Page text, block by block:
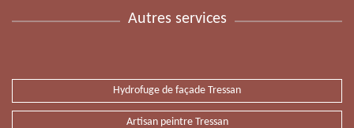
Autres services
Hydrofuge de façade Tressan
Artisan peintre Tressan